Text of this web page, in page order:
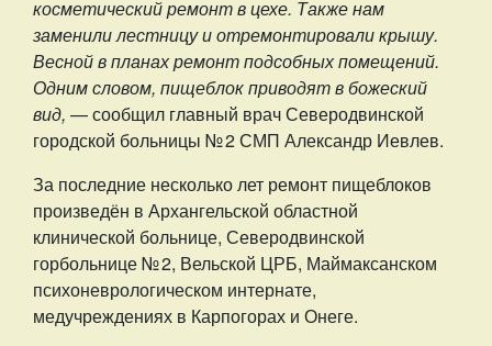
косметический ремонт в цехе. Также нам
заменили лестницу и отремонтировали крышу.
Весной в планах ремонт подсобных помещений.
Одним словом, пищеблок приводят в божеский
вид, — сообщил главный врач Северодвинской
городской больницы № 2 СМП Александр Иевлев.
За последние несколько лет ремонт пищеблоков
произведён в Архангельской областной
клинической больнице, Северодвинской
горбольнице № 2, Вельской ЦРБ, Маймаксанском
психоневрологическом интернате,
медучреждениях в Карпогорах и Онеге.